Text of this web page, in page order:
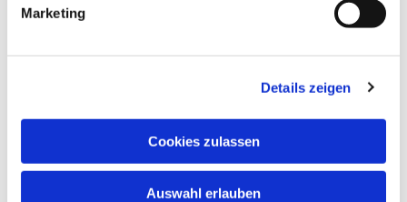
Marketing
Details zeigen
Cookies zulassen
Auswahl erlauben
Pfarrei St. Martin
Wallfahrten